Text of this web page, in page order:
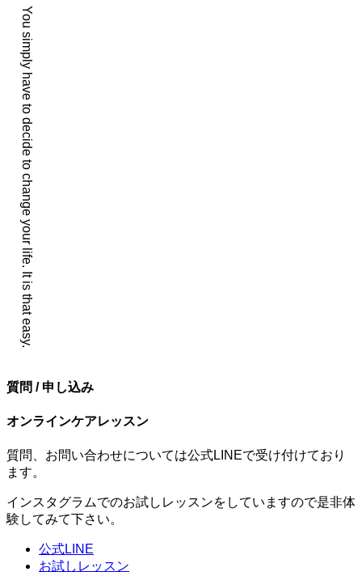
ー
シ
ョ
ンYou simply have to decide to change your life. It is that easy.
質問 / 申し込み
オンラインケアレッスン
質問、お問い合わせについては公式LINEで受け付けており
ます。
インスタグラムでのお試しレッスンをしていますので是非体
験してみて下さい。
公式LINE
お試しレッスン